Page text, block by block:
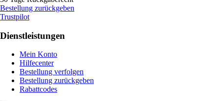
Bestellung zurückgeben
Trustpilot
Dienstleistungen
Mein Konto
Hilfecenter
Bestellung verfolgen
Bestellung zurückgeben
Rabattcodes